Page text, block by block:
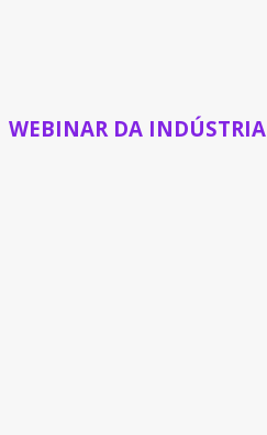
WEBINAR DA INDÚSTRIA